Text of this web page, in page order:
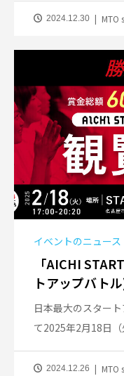
2024.12.30 MTO
イベントのニュース
「AICHI
トアップバト
日本最大のスター
て2025年2月18日
2024.12.26 MTO